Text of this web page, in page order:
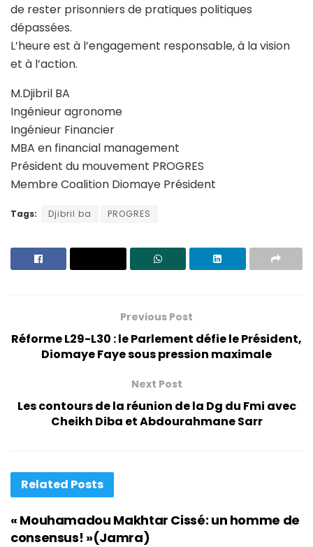
de rester prisonniers de pratiques politiques
dépassées.
L’heure est à l’engagement responsable, à la vision
et à l’action.
M.Djibril BA
Ingénieur agronome
Ingénieur Financier
MBA en financial management
Président du mouvement PROGRES
Membre Coalition Diomaye Président
Tags: Djibril ba PROGRES
Previous Post
Réforme L29-L30 : le Parlement défie le Président,
Diomaye Faye sous pression maximale
Next Post
Les contours de la réunion de la Dg du Fmi avec
Cheikh Diba et Abdourahmane Sarr
Related Posts
« Mouhamadou Makhtar Cissé: un homme de
consensus! »(Jamra)